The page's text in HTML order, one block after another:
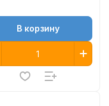
В корзину